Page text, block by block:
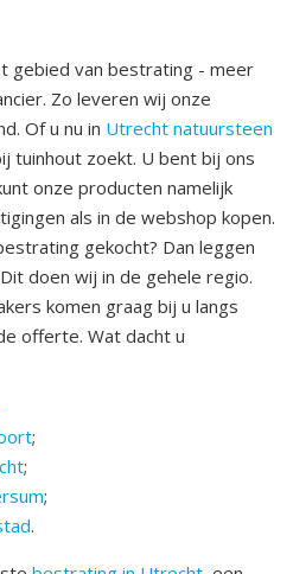
gebied van bestrating - meer
Zo leveren wij onze
Of u nu in Utrecht natuursteen
tuinhout zoekt. U bent bij ons
onze producten namelijk
als in de webshop kopen.
gekocht? Dan leggen
doen wij in de gehele regio.
komen graag bij u langs
offerte. Wat dacht u
;
;
;
.